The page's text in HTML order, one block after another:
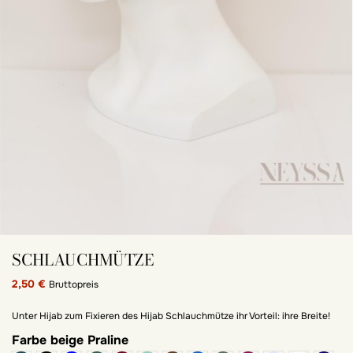
SCHLAUCHMÜTZE
2,50 € Bruttopreis
Unter Hijab zum Fixieren des Hijab Schlauchmütze ihr Vorteil: ihre Breite!
Farbe beige Praline